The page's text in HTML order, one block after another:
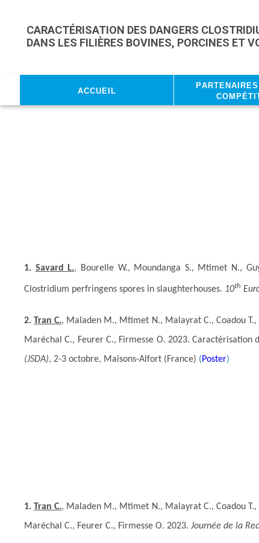
CARACTÉRISATION DES DANGERS
DANS LES FILIÈRES BOVINES, PORCINES ET
Accueil
Partenaires
1. Savard L., Bourelle W., Moundanga S., Mtimet N.,
Clostridium perfringens spores in slaughterhouses. 10th
2. Tran C., Maladen M., Mtimet N., Malayrat C., Coadou T.,
Maréchal C., Feurer C., Firmesse O. 2023. Caractérisation
(JSDA), 2-3 octobre, Maisons-Alfort (France) (Poster)
1. Tran C., Maladen M., Mtimet N., Malayrat C., Coadou T.,
Maréchal C., Feurer C., Firmesse O. 2023. Journée de la